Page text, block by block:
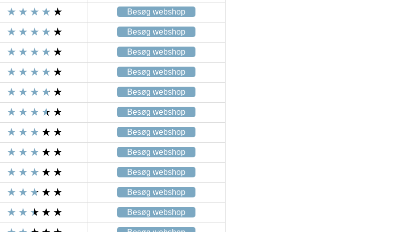
Besøg webshop
Besøg webshop
Besøg webshop
Besøg webshop
Besøg webshop
Besøg webshop
Besøg webshop
Besøg webshop
Besøg webshop
Besøg webshop
Besøg webshop